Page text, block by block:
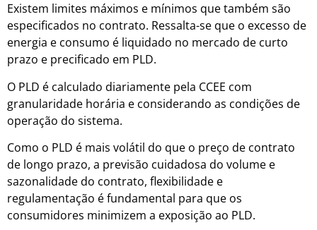
Existem limites máximos e mínimos que também são
especificados no contrato. Ressalta-se que o excesso de
energia e consumo é liquidado no mercado de curto
prazo e precificado em PLD.
O PLD é calculado diariamente pela CCEE com
granularidade horária e considerando as condições de
operação do sistema.
Como o PLD é mais volátil do que o preço de contrato
de longo prazo, a previsão cuidadosa do volume e
sazonalidade do contrato, flexibilidade e
regulamentação é fundamental para que os
consumidores minimizem a exposição ao PLD.